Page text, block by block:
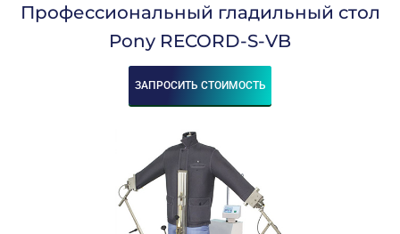
Профессиональный гладильный стол
Pony RECORD-S-VB
ЗАПРОСИТЬ СТОИМОСТЬ